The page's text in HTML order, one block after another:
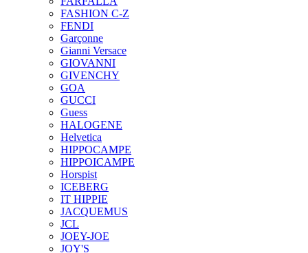
FASHION C-Z
FENDI
Garçonne
Gianni Versace
GIOVANNI
GIVENCHY
GOA
GUCCI
Guess
HALOGENE
Helvetica
HIPPOCAMPE
HIPPOICAMPE
Horspist
ICEBERG
IT HIPPIE
JACQUEMUS
JCL
JOEY-JOE
JOY'S